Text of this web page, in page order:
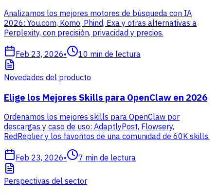
Analizamos los mejores motores de búsqueda con IA
2026: You.com, Komo, Phind, Exa y otras alternativas a
Perplexity, con precisión, privacidad y precios.
Feb 23, 2026• 10 min de lectura
Novedades del producto
Elige los Mejores Skills para OpenClaw en 2026
Ordenamos los mejores skills para OpenClaw por
descargas y caso de uso: AdaptlyPost, Flowsery,
RedReplier y los favoritos de una comunidad de 60K skills.
Feb 23, 2026• 7 min de lectura
Perspectivas del sector